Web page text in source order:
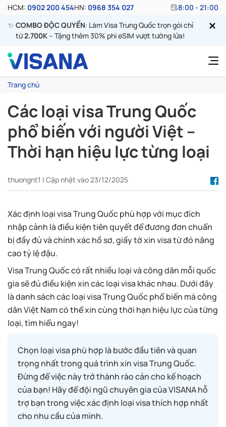
HCM: 0902 200 454HN: 0968 354 027
8:00 - 21:00
✨ COMBO ĐỘC QUYỀN: Làm Visa Trung Quốc trọn gói chỉ
từ2.700K– Tặng thêm 30% phí eSIM vượt tường lửa!
Trang chủ
Các loại visa Trung Quốc
phổ biến với người Việt –
Thời hạn hiệu lực từng loại
thuongnt1 | Cập nhật vào 23/12/2025
Xác định loại visa Trung Quốc phù hợp với mục đích
nhập cảnh là điều kiện tiên quyết để đương đơn chuẩn
bị đầy đủ và chính xác hồ sơ, giấy tờ xin visa từ đó nâng
cao tỷ lệ đậu.
Visa Trung Quốc có rất nhiều loại và công dân mỗi quốc
gia sẽ đủ điều kiện xin các loại visa khác nhau. Dưới đây
là danh sách các loại visa Trung Quốc phổ biến mà công
dân Việt Nam có thể xin cùng thời hạn hiệu lực của từng
loại, tìm hiểu ngay!
Chọn loại visa phù hợp là bước đầu tiên và quan
trọng nhất trong quá trình xin visa Trung Quốc.
Đừng để việc này trở thành rào cản cho kế hoạch
của bạn! Hãy để đội ngũ chuyên gia của VISANA hỗ
trợ bạn trong việc xác định loại visa thích hợp nhất
cho nhu cầu của mình.